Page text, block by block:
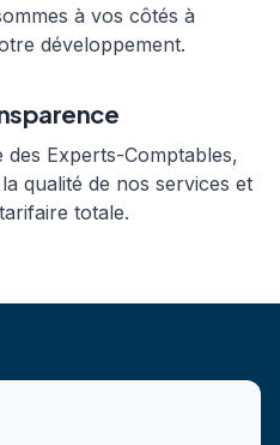
à vos côtés à
développement.
Experts-Comptables,
qualité de nos services et
totale.